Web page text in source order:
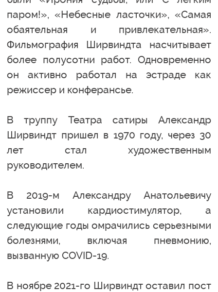
паром!», «Небесные ласточки», «Самая
обаятельная и привлекательная».
Фильмография Ширвиндта насчитывает
более полусотни работ. Одновременно
он активно работал на эстраде как
режиссер и конферансье.
В труппу Театра сатиры Александр
Ширвиндт пришел в 1970 году, через 30
лет стал художественным
руководителем.
В 2019-м Александру Анатольевичу
установили кардиостимулятор, а
следующие годы омрачились серьезными
болезнями, включая пневмонию,
вызванную COVID-19.
В ноябре 2021-го Ширвиндт оставил пост